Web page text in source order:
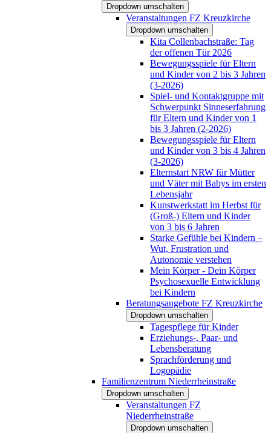
Dropdown umschalten
Veranstaltungen FZ Kreuzkirche
Dropdown umschalten
Kita Collenbachstraße: Tag
der offenen Tür 2026
Bewegungsspiele für Eltern
und Kinder von 2 bis 3 Jahren
(3-2026)
Spiel- und Kontaktgruppe mit
Schwerpunkt Sinneserfahrung
für Eltern und Kinder von 1
bis 3 Jahren (2-2026)
Bewegungsspiele für Eltern
und Kinder von 3 bis 4 Jahren
(3-2026)
Elternstart NRW für Mütter
und Väter mit Babys im ersten
Lebensjahr
Kunstwerkstatt im Herbst für
(Groß-) Eltern und Kinder
von 3 bis 6 Jahren
Starke Gefühle bei Kindern –
Wut, Frustration und
Autonomie verstehen
Mein Körper - Dein Körper
Psychosexuelle Entwicklung
bei Kindern
Beratungsangebote FZ Kreuzkirche
Dropdown umschalten
Tagespflege für Kinder
Erziehungs-, Paar- und
Lebensberatung
Sprachförderung und
Logopädie
Familienzentrum Niederrheinstraße
Dropdown umschalten
Veranstaltungen FZ
Niederrheinstraße
Dropdown umschalten